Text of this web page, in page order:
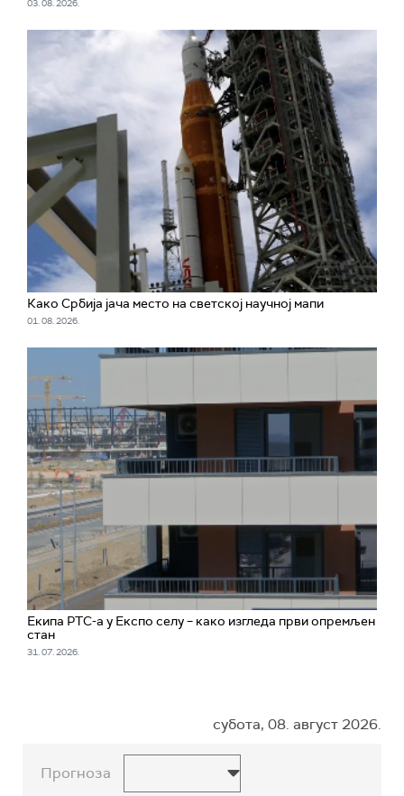
03. 08. 2026.
Како Србија јача место на светској научној мапи
01. 08. 2026.
Екипа РТС-а у Експо селу – како изгледа први опремљен
стан
31. 07. 2026.
субота, 08. август 2026.
Прогноза